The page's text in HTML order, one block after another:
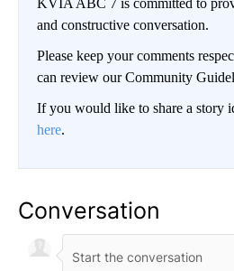
and constructive conversation.
Please keep your comments
can review our Community
If you would like to share a story
here.
Conversation